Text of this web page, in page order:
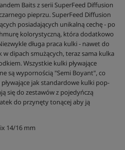
Baits z serii SuperFeed Diffusion
pieprzu. SuperFeed Diffusion
posiadających unikalną cechę - po
kolorystyczną, która dodatkowo
długa praca kulki - nawet do
w dipach smużących, teraz sama kulka
Wszystkie kulki pływające
są wypornością "Semi Boyant", co
jak standardowe kulki pop-
się do zestawów z pojedyńczą
do przynęty tonącej aby ją
14/16 mm